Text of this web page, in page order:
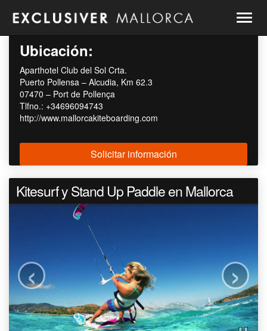
Ubicación:
Aparthotel Club del Sol Crta.
Puerto Pollensa – Alcudia, Km 62.3
07470 – Port de Pollença
Tlfno.: +34696094743
http://www.mallorcakiteboarding.com
Kitesurf y Stand Up Paddle en Mallorca
‹ ›